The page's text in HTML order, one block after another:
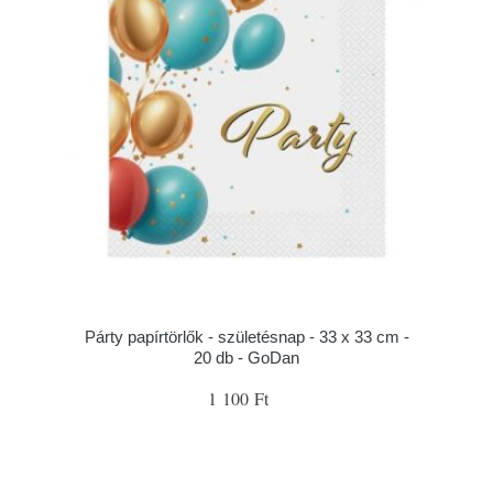
Párty papírtörlők - születésnap - 33 x 33 cm -
20 db - GoDan
1 100 Ft